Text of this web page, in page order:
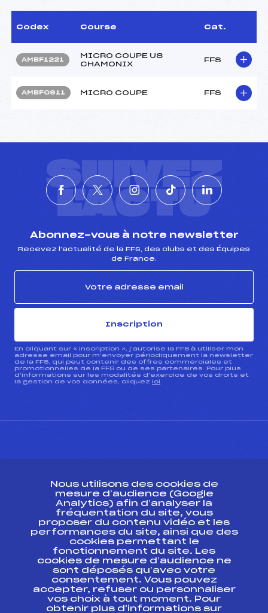
Codex Course Cat.
AMBF1221
MICRO COUPE U8
CHAMONIX
FFS
AMBF0911 MICRO COUPE FFS
SUIVEZ
L'ACTU
Abonnez-vous à notre newsletter
Recevez l’actualité de la FFS, des clubs et des Équipes
de France.
Inscription
En cliquant sur « inscription », j’autorise la FFS à utiliser mon
adresse email pour m’envoyer périodiquement la newsletter
de la FFS, qui peut contenir des offres commerciales et
promotionnelles de la FFS ou de ses partenaires. Pour plus
d’informations sur les modalités d’exercice de vos droits et
la gestion de vos données, cliquez ici
ESPACE PRESSE
Ressources
Pass’Neige
Projet sportif fédéral
Projet de performance fédéral
Antidopage
Pôle Développement, Formation, Suivi
Scientifique
Listes ministérielles
Nous utilisons des cookies de
mesure d’audience (Google
Analytics) afin d’analyser la
fréquentation du site, vous
proposer du contenu vidéo et les
performances du site, ainsi que des
cookies permettant le
fonctionnement du site. Les
cookies de mesure d’audience ne
sont déposés qu’avec votre
consentement. Vous pouvez
accepter, refuser ou personnaliser
vos choix à tout moment. Pour
obtenir plus d'informations sur